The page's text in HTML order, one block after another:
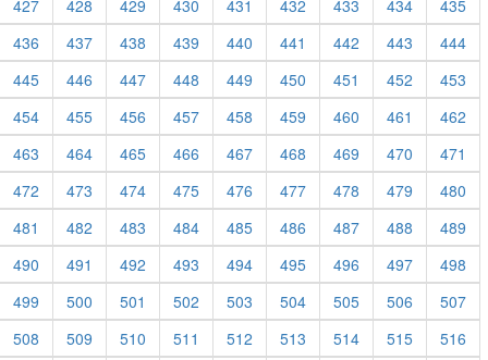
427
428 429 430 431 432 433 434
435
436
437 438 439 440 441 442 443
444
445
446 447 448 449 450 451 452
453
454
455 456 457 458 459 460 461
462
463
464 465 466 467 468 469 470
471
472
473 474 475 476 477 478 479
480
481
482 483 484 485 486 487 488
489
490
491 492 493 494 495 496 497
498
499
500 501 502 503 504 505 506
507
508
509 510 511 512 513 514 515
516